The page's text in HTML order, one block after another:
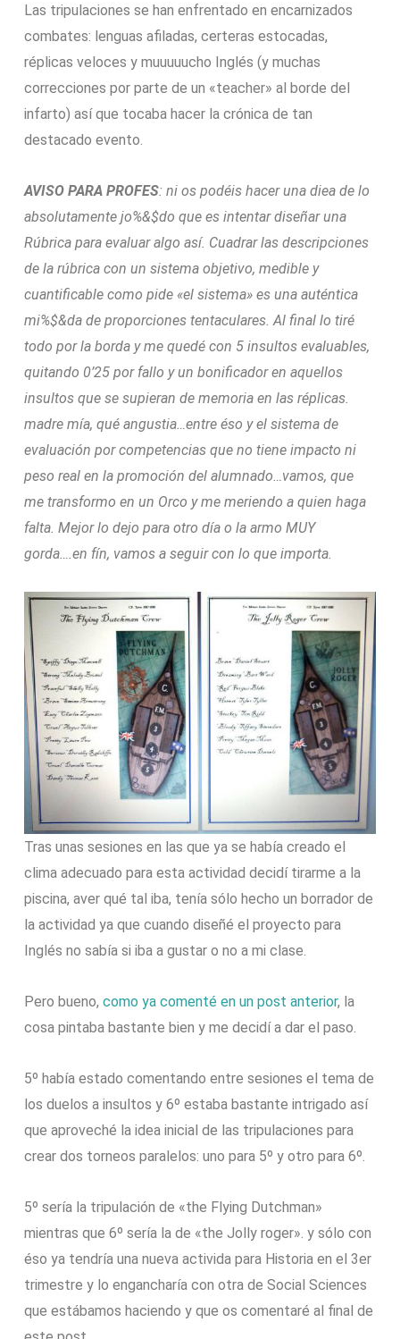
Las tripulaciones se han enfrentado en encarnizados
combates: lenguas afiladas, certeras estocadas,
réplicas veloces y muuuuucho Inglés (y muchas
correcciones por parte de un «teacher» al borde del
infarto) así que tocaba hacer la crónica de tan
destacado evento.
AVISO PARA PROFES: ni os podéis hacer una diea de lo
absolutamente jo%&$do que es intentar diseñar una
Rúbrica para evaluar algo así. Cuadrar las descripciones
de la rúbrica con un sistema objetivo, medible y
cuantificable como pide «el sistema» es una auténtica
mi%$&da de proporciones tentaculares. Al final lo tiré
todo por la borda y me quedé con 5 insultos evaluables,
quitando 0’25 por fallo y un bonificador en aquellos
insultos que se supieran de memoria en las réplicas.
madre mía, qué angustia…entre éso y el sistema de
evaluación por competencias que no tiene impacto ni
peso real en la promoción del alumnado…vamos, que
me transformo en un Orco y me meriendo a quien haga
falta. Mejor lo dejo para otro día o la armo MUY
gorda….en fín, vamos a seguir con lo que importa.
Tras unas sesiones en las que ya se había creado el
clima adecuado para esta actividad decidí tirarme a la
piscina, aver qué tal iba, tenía sólo hecho un borrador de
la actividad ya que cuando diseñé el proyecto para
Inglés no sabía si iba a gustar o no a mi clase.
Pero bueno,como ya comenté en un post anterior, la
cosa pintaba bastante bien y me decidí a dar el paso.
5º había estado comentando entre sesiones el tema de
los duelos a insultos y 6º estaba bastante intrigado así
que aproveché la idea inicial de las tripulaciones para
crear dos torneos paralelos: uno para 5º y otro para 6º.
5º sería la tripulación de «the Flying Dutchman»
mientras que 6º sería la de «the Jolly roger». y sólo con
éso ya tendría una nueva activida para Historia en el 3er
trimestre y lo engancharía con otra de Social Sciences
que estábamos haciendo y que os comentaré al final de